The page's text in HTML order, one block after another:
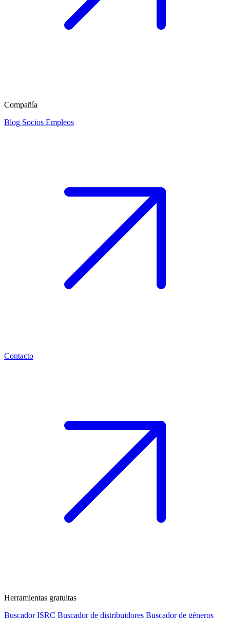
Compañía
Blog Socios Empleos
Contacto
Herramientas gratuitas
Buscador ISRC Buscador de distribuidores Buscador de géneros